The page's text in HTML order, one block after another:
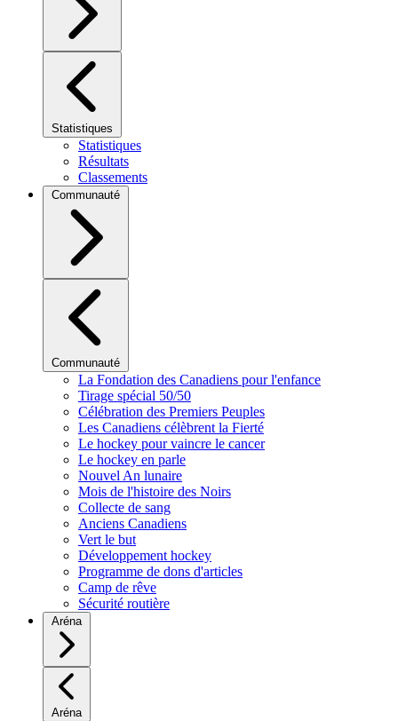
Statistiques
Statistiques
Résultats
Classements
Communauté
Communauté
La Fondation des Canadiens pour l'enfance
Tirage spécial 50/50
Célébration des Premiers Peuples
Les Canadiens célèbrent la Fierté
Le hockey pour vaincre le cancer
Le hockey en parle
Nouvel An lunaire
Mois de l'histoire des Noirs
Collecte de sang
Anciens Canadiens
Vert le but
Développement hockey
Programme de dons d'articles
Camp de rêve
Sécurité routière
Aréna
Aréna